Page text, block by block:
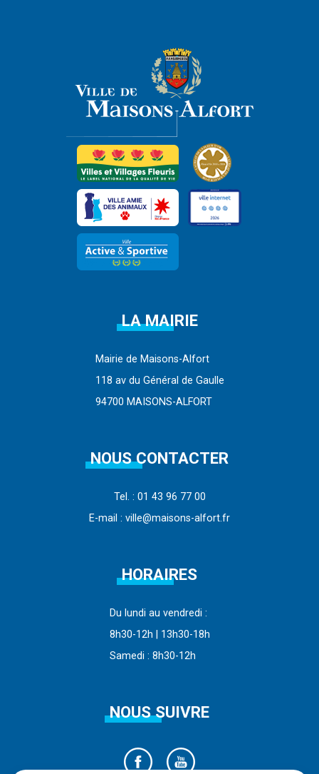
LA MAIRIE
Mairie de Maisons-Alfort
118 av du Général de Gaulle
94700 MAISONS-ALFORT
NOUS CONTACTER
Tel. : 01 43 96 77 00
E-mail : ville@maisons-alfort.fr
HORAIRES
Du lundi au vendredi :
8h30-12h | 13h30-18h
Samedi : 8h30-12h
NOUS SUIVRE